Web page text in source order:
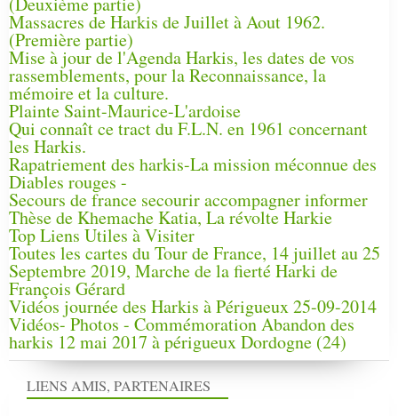
Massacres de Harkis de Juillet à Aout 1962.
(Première partie)
Mise à jour de l'Agenda Harkis, les dates de vos
rassemblements, pour la Reconnaissance, la
mémoire et la culture.
Plainte Saint-Maurice-L'ardoise
Qui connaît ce tract du F.L.N. en 1961 concernant
les Harkis.
Rapatriement des harkis-La mission méconnue des
Diables rouges -
Secours de france secourir accompagner informer
Thèse de Khemache Katia, La révolte Harkie
Top Liens Utiles à Visiter
Toutes les cartes du Tour de France, 14 juillet au 25
Septembre 2019, Marche de la fierté Harki de
François Gérard
Vidéos journée des Harkis à Périgueux 25-09-2014
Vidéos- Photos - Commémoration Abandon des
harkis 12 mai 2017 à périgueux Dordogne (24)
LIENS AMIS, PARTENAIRES